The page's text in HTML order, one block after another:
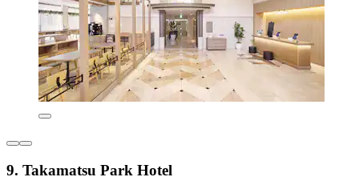
9. Takamatsu Park Hotel